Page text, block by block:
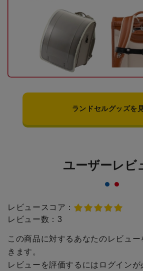
ランドセルグッズを
ユーザーレビ
レビュースコア：
レビュー数： 3
この商品に対するあなたのレビュ
きます。
レビューを評価するには ログインが